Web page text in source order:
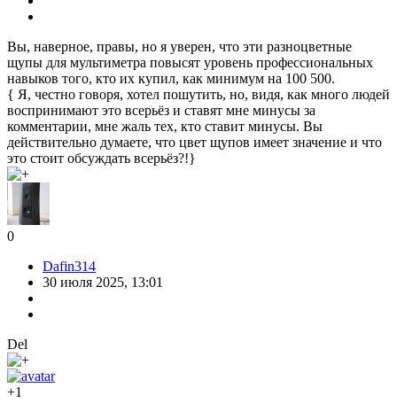
Вы, наверное, правы, но я уверен, что эти разноцветные
щупы для мультиметра повысят уровень профессиональных
навыков того, кто их купил, как минимум на 100 500.
{ Я, честно говоря, хотел пошутить, но, видя, как много людей
воспринимают это всерьёз и ставят мне минусы за
комментарии, мне жаль тех, кто ставит минусы. Вы
действительно думаете, что цвет щупов имеет значение и что
это стоит обсуждать всерьёз?!}
0
Dafin314
30 июля 2025, 13:01
Del
+1